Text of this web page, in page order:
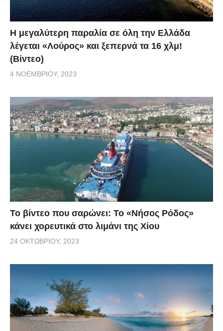
Η μεγαλύτερη παραλία σε όλη την Ελλάδα
λέγεται «Λούρος» και ξεπερνά τα 16 χλμ!
(Βίντεο)
4 ΝΟΕΜΒΡΊΟΥ, 2023
Το βίντεο που σαρώνει: Το «Νήσος Ρόδος»
κάνει χορευτικά στο λιμάνι της Χίου
24 ΟΚΤΩΒΡΊΟΥ, 2023